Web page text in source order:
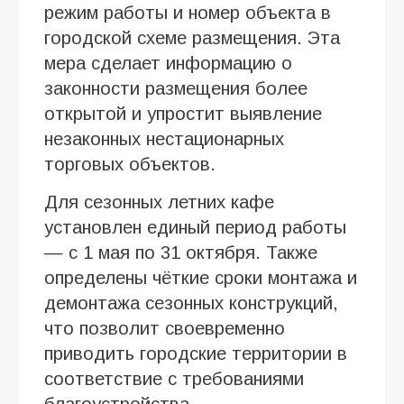
режим работы и номер объекта в
городской схеме размещения. Эта
мера сделает информацию о
законности размещения более
открытой и упростит выявление
незаконных нестационарных
торговых объектов.
Для сезонных летних кафе
установлен единый период работы
— с 1 мая по 31 октября. Также
определены чёткие сроки монтажа и
демонтажа сезонных конструкций,
что позволит своевременно
приводить городские территории в
соответствие с требованиями